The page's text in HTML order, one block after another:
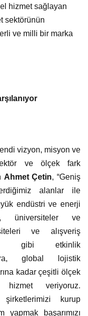
hizmet sağlayan
sektörünün
ve milli bir marka
vizyon, misyon ve
ve ölçek fark
Ahmet Çetin, “Geniş
alanlar ile
endüstri ve enerji
üniversiteler ve
ve alışveriş
gibi etkinlik
global lojistik
kadar çeşitli ölçek
hizmet veriyoruz.
şirketlerimizi kurup
yapmak başarımızı